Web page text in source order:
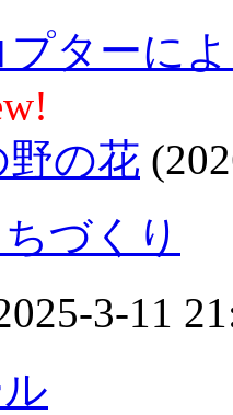
ターに
の花
づくり
3-11